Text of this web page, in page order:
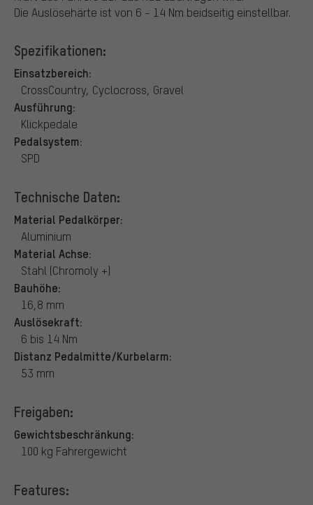
Die Auslösehärte ist von 6 - 14 Nm beidseitig einstellbar.
Spezifikationen:
Einsatzbereich:
CrossCountry, Cyclocross, Gravel
Ausführung:
Klickpedale
Pedalsystem:
SPD
Technische Daten:
Material Pedalkörper:
Aluminium
Material Achse:
Stahl (Chromoly +)
Bauhöhe:
16,8 mm
Auslösekraft:
6 bis 14 Nm
Distanz Pedalmitte/Kurbelarm:
53 mm
Freigaben:
Gewichtsbeschränkung:
100 kg Fahrergewicht
Features: